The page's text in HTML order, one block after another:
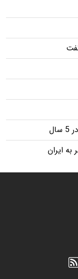
به ایران